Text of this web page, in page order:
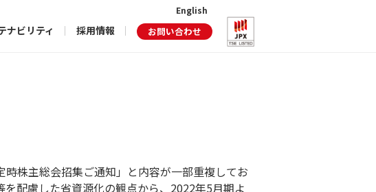
ナビリティ 採用情報 お問い合わせ
English
株主総会招集ご通知」と内容が一部重複してお
配慮した省資源化の観点から、2022年5月期よ